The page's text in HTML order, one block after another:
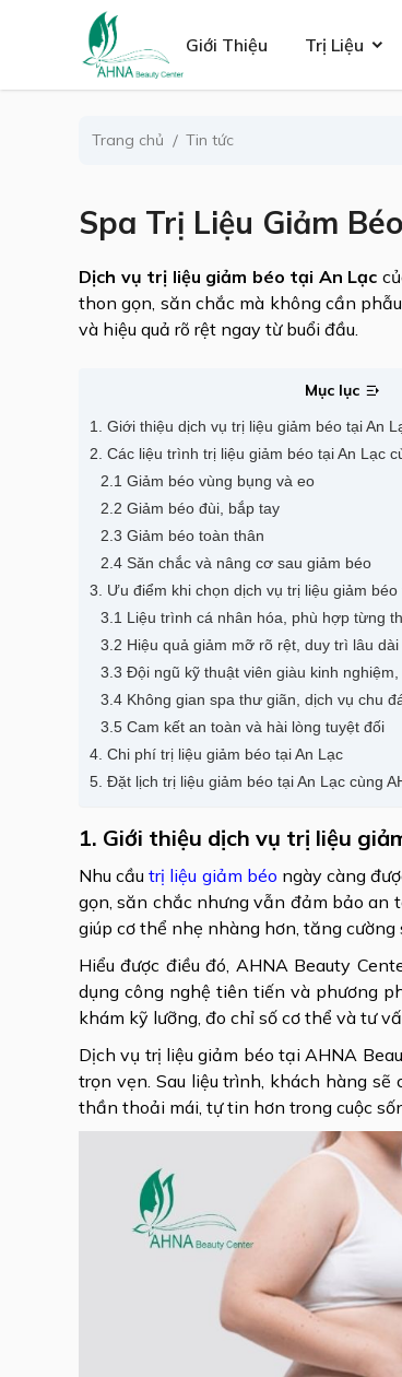
Giới Thiệu Trị Liệu
Trang chủ Tin tức
Spa Trị Liệu Giảm
Dịch vụ trị liệu giảm béo tại An Lạc
thon gọn, săn chắc mà không cần
và hiệu quả rõ rệt ngay từ buổi đầu.
Mục lục
1. Giới thiệu dịch vụ trị liệu giảm béo tại An
2. Các liệu trình trị liệu giảm béo tại An Lạc
2.1 Giảm béo vùng bụng và eo
2.2 Giảm béo đùi, bắp tay
2.3 Giảm béo toàn thân
2.4 Săn chắc và nâng cơ sau giảm béo
3. Ưu điểm khi chọn dịch vụ trị liệu giảm béo
3.1 Liệu trình cá nhân hóa, phù hợp từng
3.2 Hiệu quả giảm mỡ rõ rệt, duy trì lâu dài
3.3 Đội ngũ kỹ thuật viên giàu kinh nghiệm,
3.4 Không gian spa thư giãn, dịch vụ chu
3.5 Cam kết an toàn và hài lòng tuyệt đối
4. Chi phí trị liệu giảm béo tại An Lạc
5. Đặt lịch trị liệu giảm béo tại An Lạc cùng
1. Giới thiệu dịch vụ trị liệu
Nhu cầutrị liệu giảm béo ngày càng
gọn, săn chắc nhưng vẫn đảm bảo an
giúp cơ thể nhẹ nhàng hơn, tăng
Hiểu được điều đó, AHNA Beauty
dụng công nghệ tiên tiến và phương
khám kỹ lưỡng, đo chỉ số cơ thể và tư
Dịch vụ trị liệu giảm béo tại AHNA
trọn vẹn. Sau liệu trình, khách hàng
thần thoải mái, tự tin hơn trong cuộc